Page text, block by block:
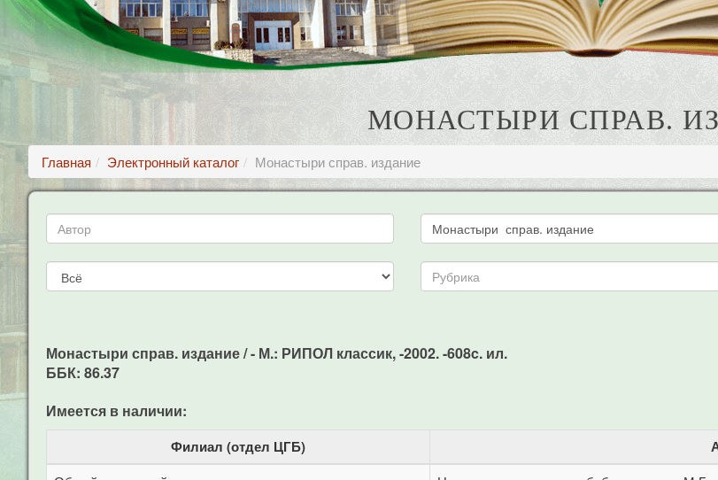
МОНАСТЫРИ СПРАВ.
Главная Электронный каталог Монастыри справ. издание
Монастыри справ. издание / - М.: РИПОЛ классик, -2002. -608c. ил.
ББК: 86.37
Имеется в наличии:
Филиал (отдел ЦГБ)